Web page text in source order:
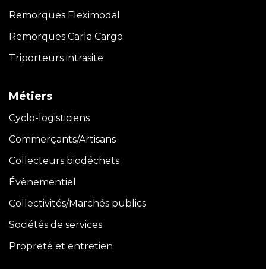
Remorques Fleximodal
Remorques Carla Cargo
Triporteurs intrasite
Métiers
Cyclo-logisticiens
Commerçants/Artisans
Collecteurs biodéchets
Évènementiel
Collectivités/Marchés publics
Sociétés de services
Propreté et entretien